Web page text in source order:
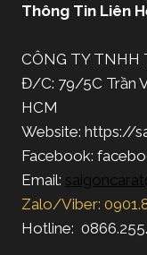
Thông Tin Liên
CÔNG TY TNHH
Đ/C: 79/5C Trần
HCM
Website: https://
Facebook:
Email:
Zalo/Viber:
Hotline: